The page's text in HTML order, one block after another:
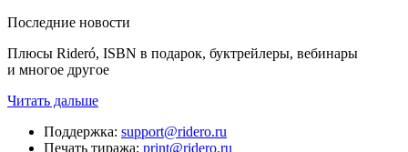
Последние новости
Плюсы Rideró, ISBN в подарок, буктрейлеры, вебинары
и многое другое
Читать дальше
Поддержка: support@ridero.ru
Печать тиража: print@ridero.ru